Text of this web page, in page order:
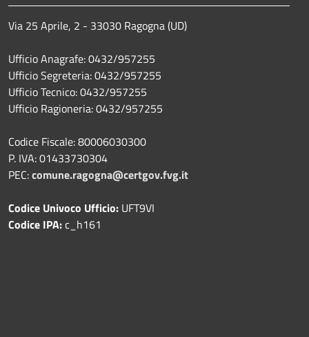
Via 25 Aprile, 2 - 33030 Ragogna (UD)
Ufficio Anagrafe: 0432/957255
Ufficio Segreteria: 0432/957255
Ufficio Tecnico: 0432/957255
Ufficio Ragioneria: 0432/957255
Codice Fiscale: 80006030300
P. IVA: 01433730304
PEC:comune.ragogna@certgov.fvg.it
Codice Univoco Ufficio: UFT9VI
Codice IPA:c_h161